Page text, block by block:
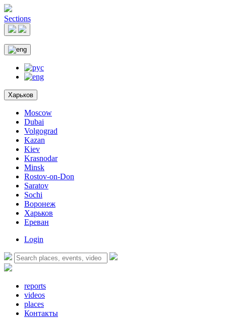
Sections
Харьков
Moscow
Dubai
Volgograd
Kazan
Kiev
Krasnodar
Minsk
Rostov-on-Don
Saratov
Sochi
Воронеж
Харьков
Ереван
Login
reports
videos
places
Контакты